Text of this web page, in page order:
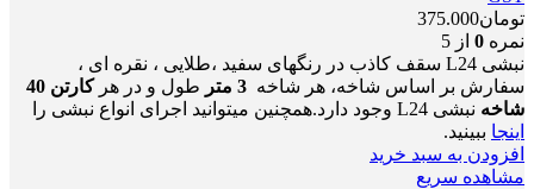
تومان375.000
نمره 0 از 5
نبشی L24 سقف کاذب در رنگهای سفید ،طلایی ، نقره ای ،
سفارش بر اساس شاخه، هر شاخه
طول و در هر
کارتن 40
شاخه نبشی L24 وجود دارد.همچنین میتوانید اجرای انواع نبشی را
اینجا ببینید.
افزودن به سبد خرید
مشاهده سریع